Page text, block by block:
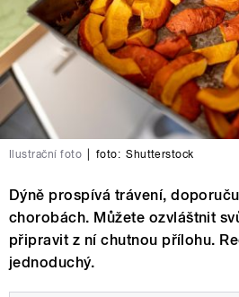
Ilustrační foto foto: Shutterstock
Dýně prospívá trávení,
chorobách. Můžete ozvláštnit
připravit z ní chutnou přílohu.
jednoduchý.